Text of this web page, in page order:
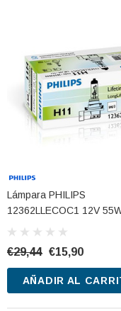
Lámpara PHILIPS
12362LLECOC1 12V
€29,44 €15,90
AÑADIR AL